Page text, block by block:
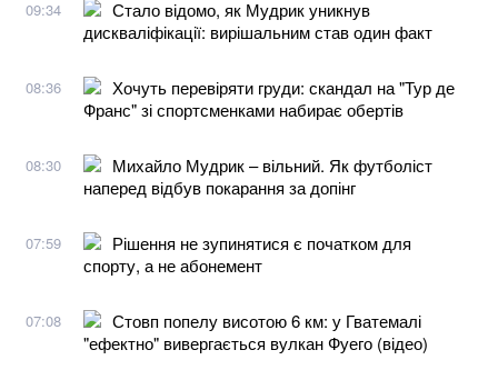
09:34
Стало відомо, як Мудрик уникнув
дискваліфікації: вирішальним став один факт
08:36
Хочуть перевіряти груди: скандал на "Тур де
Франс" зі спортсменками набирає обертів
08:30
Михайло Мудрик – вільний. Як футболіст
наперед відбув покарання за допінг
07:59
Рішення не зупинятися є початком для
спорту, а не абонемент
07:08
Стовп попелу висотою 6 км: у Гватемалі
"ефектно" вивергається вулкан Фуего (відео)